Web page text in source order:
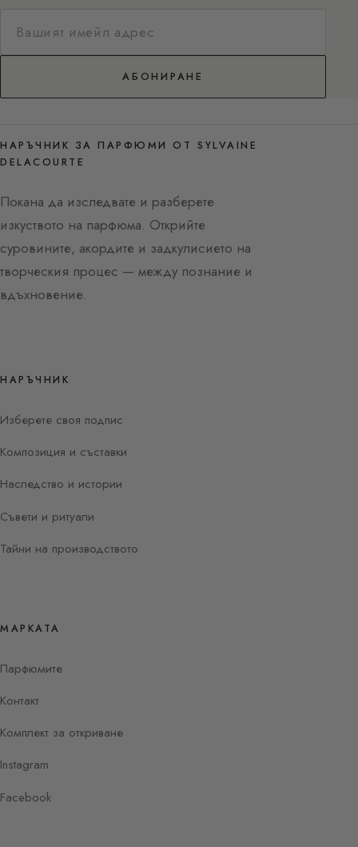
АБОНИРАНЕ
НАРЪЧНИК ЗА ПАРФЮМИ ОТ SYLVAINE
DELACOURTE
Покана да изследвате и разберете
изкуството на парфюма. Открийте
суровините, акордите и задкулисието на
творческия процес — между познание и
вдъхновение.
НАРЪЧНИК
Изберете своя подпис
Композиция и съставки
Наследство и истории
Съвети и ритуали
Тайни на производството
МАРКАТА
Парфюмите
Контакт
Комплект за откриване
Instagram
Facebook